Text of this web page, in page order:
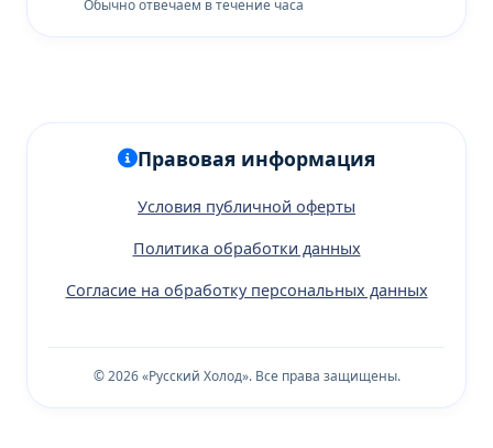
Обычно отвечаем в течение часа
Правовая информация
Условия публичной оферты
Политика обработки данных
Согласие на обработку персональных данных
© 2026 «Русский Холод». Все права защищены.